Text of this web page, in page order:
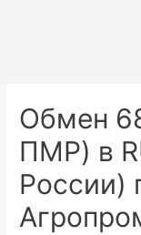
Обмен
ПМР) в
России)